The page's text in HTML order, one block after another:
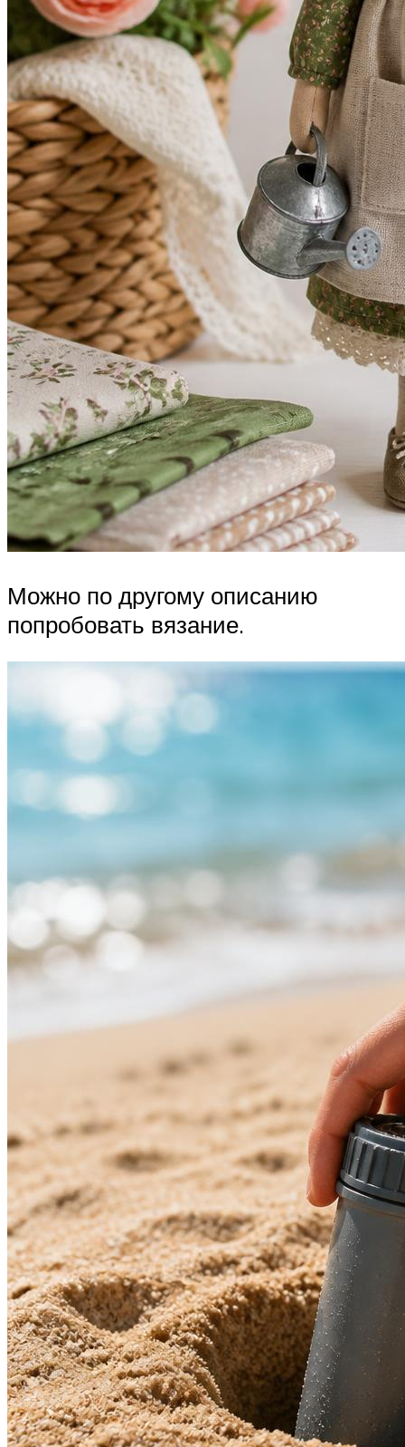
Можно по другому описанию
попробовать вязание.